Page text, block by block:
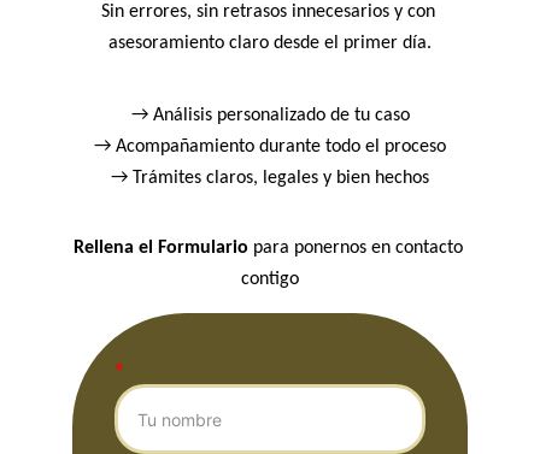
Sin errores, sin retrasos innecesarios y con
asesoramiento claro desde el primer día.
→ Análisis personalizado de tu caso
→ Acompañamiento durante todo el proceso
→ Trámites claros, legales y bien hechos
Rellena el Formulario para ponernos en contacto
contigo
*